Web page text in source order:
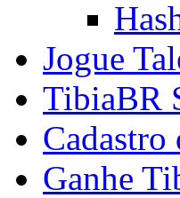
Jogue
TibiaBR
Cadastro
Ganhe